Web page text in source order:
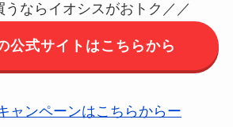
うならイオシスがおトク／／
公式サイトはこちらから
ャンペーンはこちらからー